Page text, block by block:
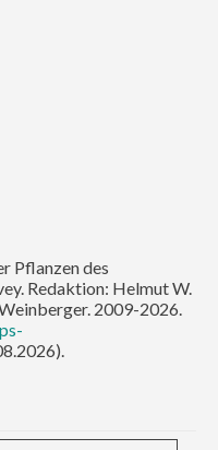
Pflanzen des
Redaktion: Helmut W.
2009-2026.